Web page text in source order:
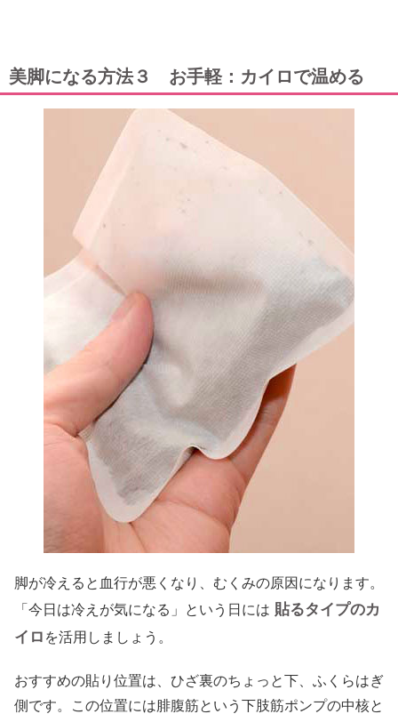
美脚になる方法３ お手軽：カイロで温める
脚が冷えると血行が悪くなり、むくみの原因になります。
「今日は冷えが気になる」という日には 貼るタイプのカ
イロ を活用しましょう。
おすすめの貼り位置は、ひざ裏のちょっと下、ふくらはぎ
側です。この位置には腓腹筋という下肢筋ポンプの中核と